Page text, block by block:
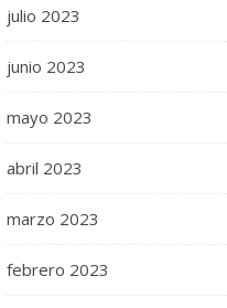
julio 2023
junio 2023
mayo 2023
abril 2023
marzo 2023
febrero 2023